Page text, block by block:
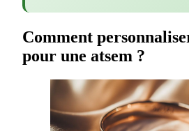
Comment
pour une atsem ?